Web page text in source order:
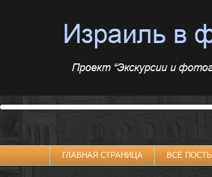
ГЛАВНАЯ СТРАНИЦА ВСЕ ПОСТЫ